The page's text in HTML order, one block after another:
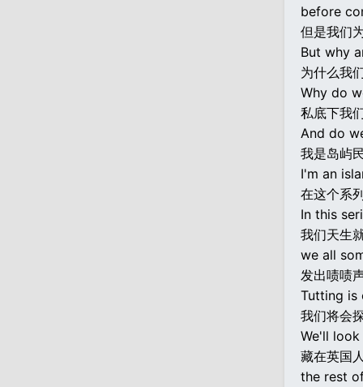
before
但是我们
But why
为什么我
Why do
私底下我
And do
我是岛屿
I'm an
在这个系
In this
我们天生
we all
发出啧啧
Tutting is
我们将会
We'll
藏在英国
the rest